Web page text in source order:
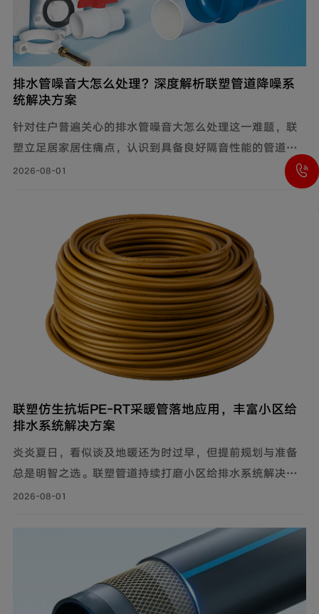
排水管噪音大怎么处理？深度解析联塑管道降噪系
统解决方案
针对住户普遍关心的排水管噪音大怎么处理这一难题，联
塑立足居家居住痛点，认识到具备良好隔音性能的管道系
统，能有效降低水流传递的给周围环境带来的影响，付诸
实际行动科学降噪，创新研制建筑排水降噪系统管道解决
者带来福音。
2026-08-01
联塑仿生抗垢PE‑RT采暖管落地应用，丰富小区给
排水系统解决方案
炎炎夏日，看似谈及地暖还为时过早，但提前规划与准备
总是明智之选。联塑管道持续打磨小区给排水系统解决方
案，推出仿生抗垢系列家装PE-RT采暖管，既满足家庭冬
2026-08-01